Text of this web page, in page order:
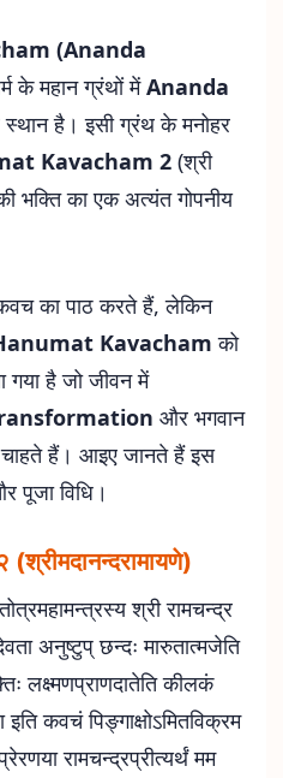
(Ananda
के महान ग्रंथों मेंAnanda
है। इसी ग्रंथ के मनोहर
Kavacham 2 (श्री
भक्ति का एक अत्यंत गोपनीय
का पाठ करते हैं, लेकिन
Kavacham को
गया है जो जीवन में
और भगवान
चाहते हैं। आइए जानते हैं इस
पूजा विधि।
श्री रामचन्द्र
अनुष्टुप् छन्दः मारुतात्मजेति
लक्ष्मणप्राणदातेति कीलकं
कवचं पिङ्गाक्षोऽमितविक्रम
रामचन्द्रप्रीत्यर्थं मम